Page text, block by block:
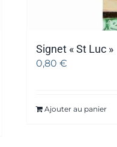
Signet « St Luc »
0,80 €
Ajouter au panier